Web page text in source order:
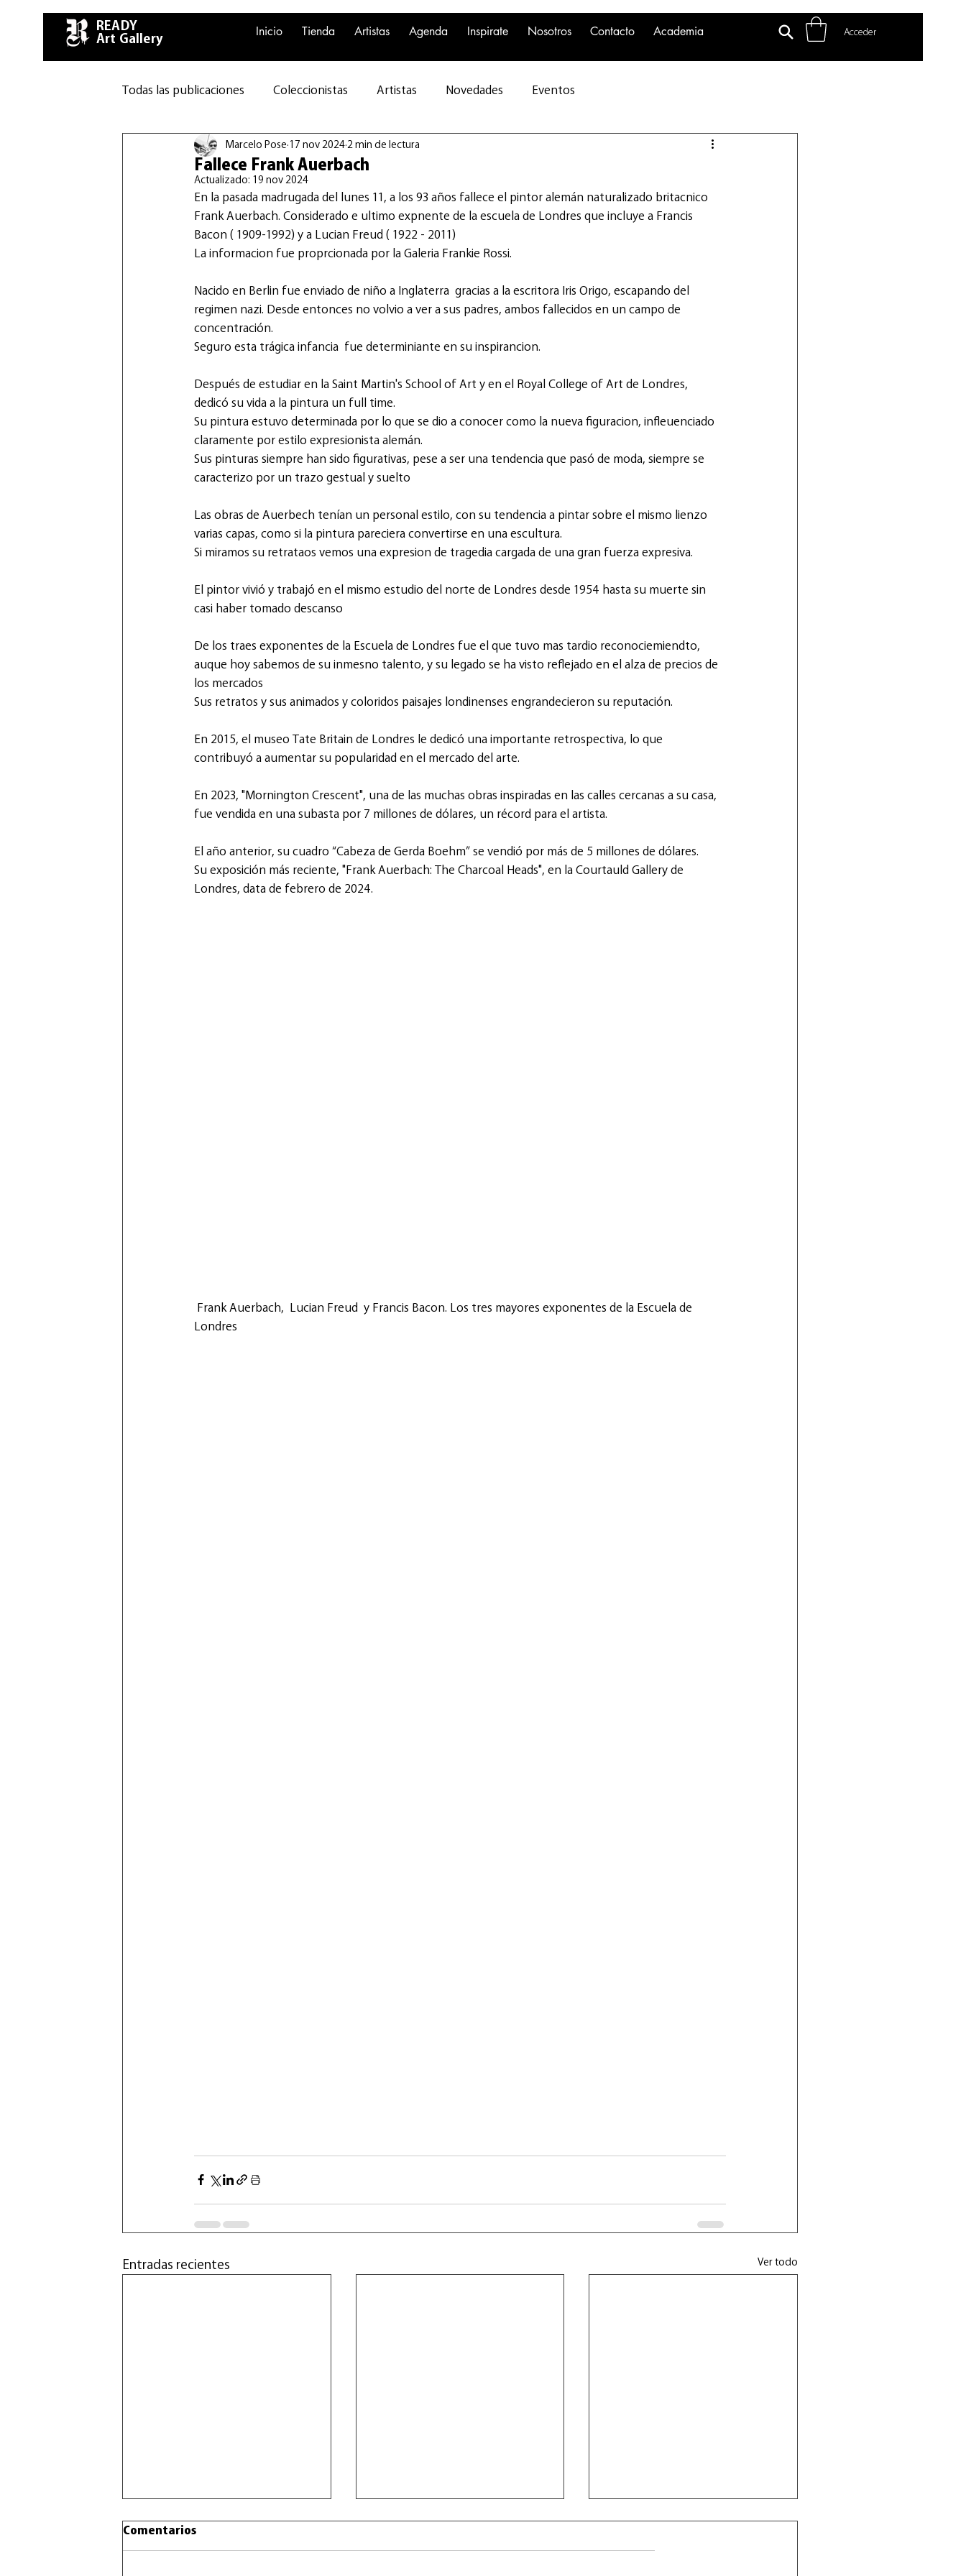
READY
Art Gallery
Inicio Tienda Artistas Agenda Inspirate Nosotros Contacto Academia Acceder
Todas las publicaciones Coleccionistas Artistas Novedades Eventos
Fallece Frank Auerbach
Marcelo Pose 17 nov 2024 2 min de lectura
Actualizado: 19 nov 2024
En la pasada madrugada del lunes 11, a los 93 años fallece el pintor alemán naturalizado britacnico
Frank Auerbach. Considerado e ultimo expnente de la escuela de Londres que incluye a Francis
Bacon ( 1909-1992) y a Lucian Freud ( 1922 - 2011)
La informacion fue proprcionada por la Galeria Frankie Rossi.
Nacido en Berlin fue enviado de niño a Inglaterra  gracias a la escritora Iris Origo, escapando del
regimen nazi. Desde entonces no volvio a ver a sus padres, ambos fallecidos en un campo de
concentración.
Seguro esta trágica infancia  fue determiniante en su inspirancion.
Después de estudiar en la Saint Martin's School of Art y en el Royal College of Art de Londres,
dedicó su vida a la pintura un full time.
Su pintura estuvo determinada por lo que se dio a conocer como la nueva figuracion, infleuenciado
claramente por estilo expresionista alemán.
Sus pinturas siempre han sido figurativas, pese a ser una tendencia que pasó de moda, siempre se
caracterizo por un trazo gestual y suelto
Las obras de Auerbech tenían un personal estilo, con su tendencia a pintar sobre el mismo lienzo
varias capas, como si la pintura pareciera convertirse en una escultura.
Si miramos su retrataos vemos una expresion de tragedia cargada de una gran fuerza expresiva.
El pintor vivió y trabajó en el mismo estudio del norte de Londres desde 1954 hasta su muerte sin
casi haber tomado descanso
De los traes exponentes de la Escuela de Londres fue el que tuvo mas tardio reconociemiendto,
auque hoy sabemos de su inmesno talento, y su legado se ha visto reflejado en el alza de precios de
los mercados
Sus retratos y sus animados y coloridos paisajes londinenses engrandecieron su reputación.
En 2015, el museo Tate Britain de Londres le dedicó una importante retrospectiva, lo que
contribuyó a aumentar su popularidad en el mercado del arte.
En 2023, "Mornington Crescent", una de las muchas obras inspiradas en las calles cercanas a su casa,
fue vendida en una subasta por 7 millones de dólares, un récord para el artista.
El año anterior, su cuadro “Cabeza de Gerda Boehm” se vendió por más de 5 millones de dólares.
Su exposición más reciente, "Frank Auerbach: The Charcoal Heads", en la Courtauld Gallery de
Londres, data de febrero de 2024.
Frank Auerbach,  Lucian Freud  y Francis Bacon. Los tres mayores exponentes de la Escuela de
Londres
Entradas recientes Ver todo
Comentarios